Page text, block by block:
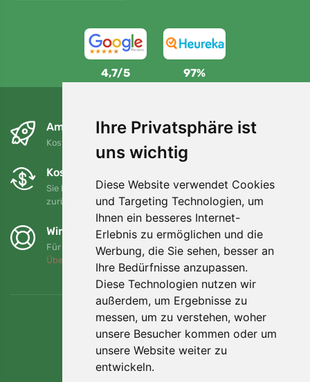
Ihre Privatsphäre ist
uns wichtig
Diese Website verwendet Cookies
und Targeting Technologien, um
Ihnen ein besseres Internet-
Erlebnis zu ermöglichen und die
Werbung, die Sie sehen, besser an
Ihre Bedürfnisse anzupassen.
Diese Technologien nutzen wir
außerdem, um Ergebnisse zu
messen, um zu verstehen, woher
unsere Besucher kommen oder um
unsere Website weiter zu
entwickeln.
4,7/5 97%
Am nächsten Tag und kostenlos
Kostenloser Versand für Bestellungen über 80 EUR
Kostenloser Umtausch und Rückgabe
Sie können Ihre Bestellung jederzeit innerhalb von 90 Tagen
zurückgeben oder umtauschen.
Wir unterstützen Trees.org
Für jede Bestellung pflanzen wir einen Baum! Mehr lesen
Über uns